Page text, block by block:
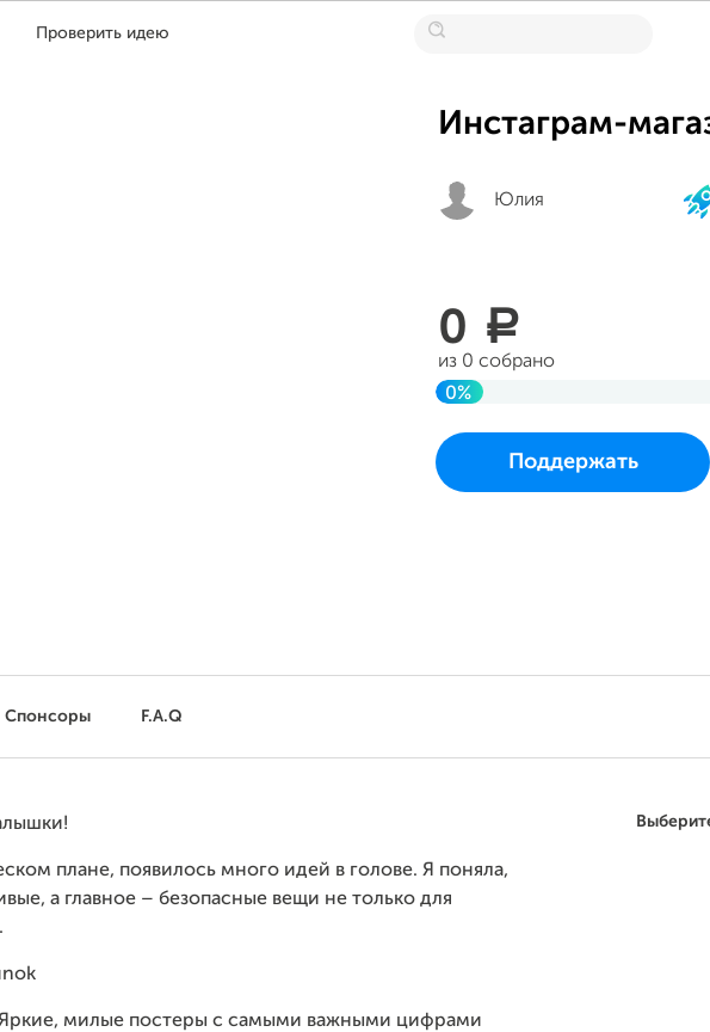
Проверить идею
Инстаграм-
Юлия
0 a
из 0 собрано
0%
Проект начался и завершится
в воскресенье 20 августа 2023 в
Поддержать
Спонсоры F.A.Q
плане, появилось много идей в голове. Я поняла,
а главное – безопасные вещи не только для
Яркие, милые постеры с самыми важными цифрами